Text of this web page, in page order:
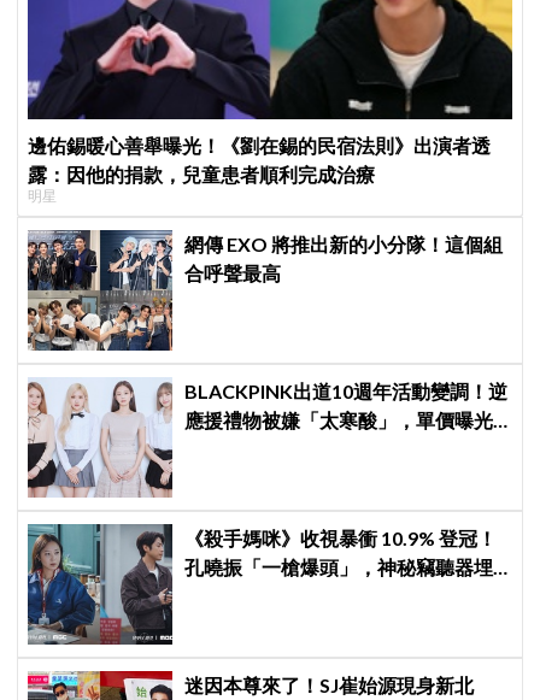
邊佑錫暖心善舉曝光！《劉在錫的民宿法則》出演者透
露：因他的捐款，兒童患者順利完成治療
明星
網傳 EXO 將推出新的小分隊！這個組
合呼聲最高
BLACKPINK出道10週年活動變調！逆
應援禮物被嫌「太寒酸」，單價曝光
《殺手媽咪》收視暴衝 10.9% 登冠！
孔曉振「一槍爆頭」，神秘竊聽器埋
迷因本尊來了！SJ崔始源現身新北